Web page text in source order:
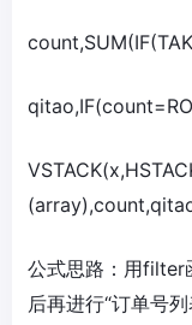
公式思路：用filter
后再进行“订单号